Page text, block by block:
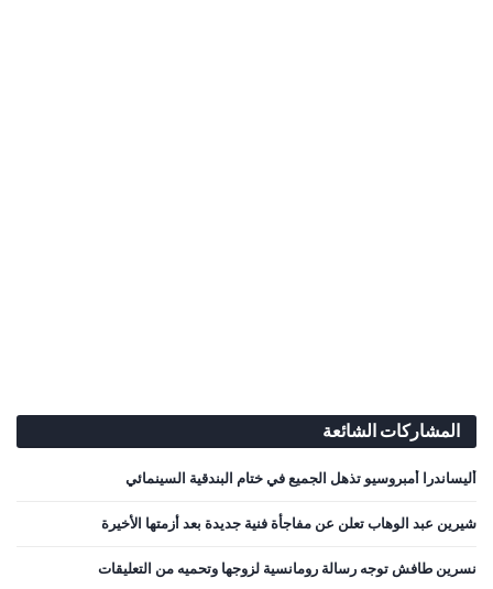
المشاركات الشائعة
أليساندرا أمبروسيو تذهل الجميع في ختام البندقية السينمائي
شيرين عبد الوهاب تعلن عن مفاجأة فنية جديدة بعد أزمتها الأخيرة
نسرين طافش توجه رسالة رومانسية لزوجها وتحميه من التعليقات